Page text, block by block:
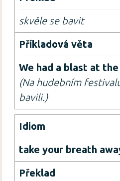
skvěle se bavit
We had a blast at
(Na hudebním
bavili.)
take your breath